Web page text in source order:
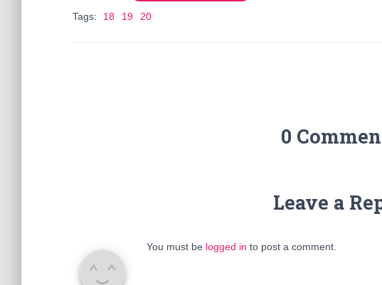
Tags: 18 19 20
0
Leave a
You must be logged in to post a comment.